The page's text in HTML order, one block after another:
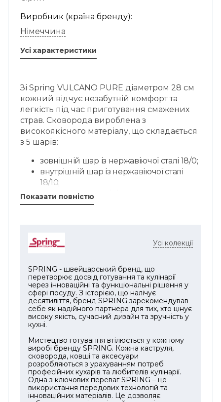
Виробник (країна бренду):
Німеччина
Усі характеристики
Зі Spring VULCANO PURE діаметром 28 см
кожний відчує незабутній комфорт та
легкість під час приготування смажених
страв. Сковорода вироблена з
високоякісного матеріалу, що складається
з 5 шарів:
зовнішній шар із нержавіючої сталі 18/0;
внутрішній шар із нержавіючої сталі
18/10;
тришарове алюмінієве серце.
смажити їжу та навіть не думати про те, що
Двошарове антипригарне покриття на
мінеральній основі дозволяє не просто з
легкістю та комфортом готувати страви, а й
майже не використовувати олію для
обсмажування, а значить — робити їх
максимально корисними для здоров'я.
Spring VULCANO PURE також не містить у
своєму складі PFAS — шкідливих речовин,
які можуть потрапити у їжу.
Надзвичайна універсальність цієї
сковороди дозволяє використовувати її на
Показати повністю
Усі колекції
SPRING - швейцарський бренд, що
перетворює досвід готування та кулінарії
через інноваційні та функціональні рішення у
сфері посуду. З історією, що налічує
десятиліття, бренд SPRING зарекомендував
себе як надійного партнера для тих, хто цінує
високу якість, сучасний дизайн та зручність у
кухні.
Мистецтво готування втілюється у кожному
виробі бренду SPRING. Кожна каструля,
сковорода, ковші та аксесуари
розробляються з урахуванням потреб
професійних кухарів та любителів кулінарії.
Одна з ключових переваг SPRING – це
використання передових технологій та
інноваційних матеріалів. Це дозволяє